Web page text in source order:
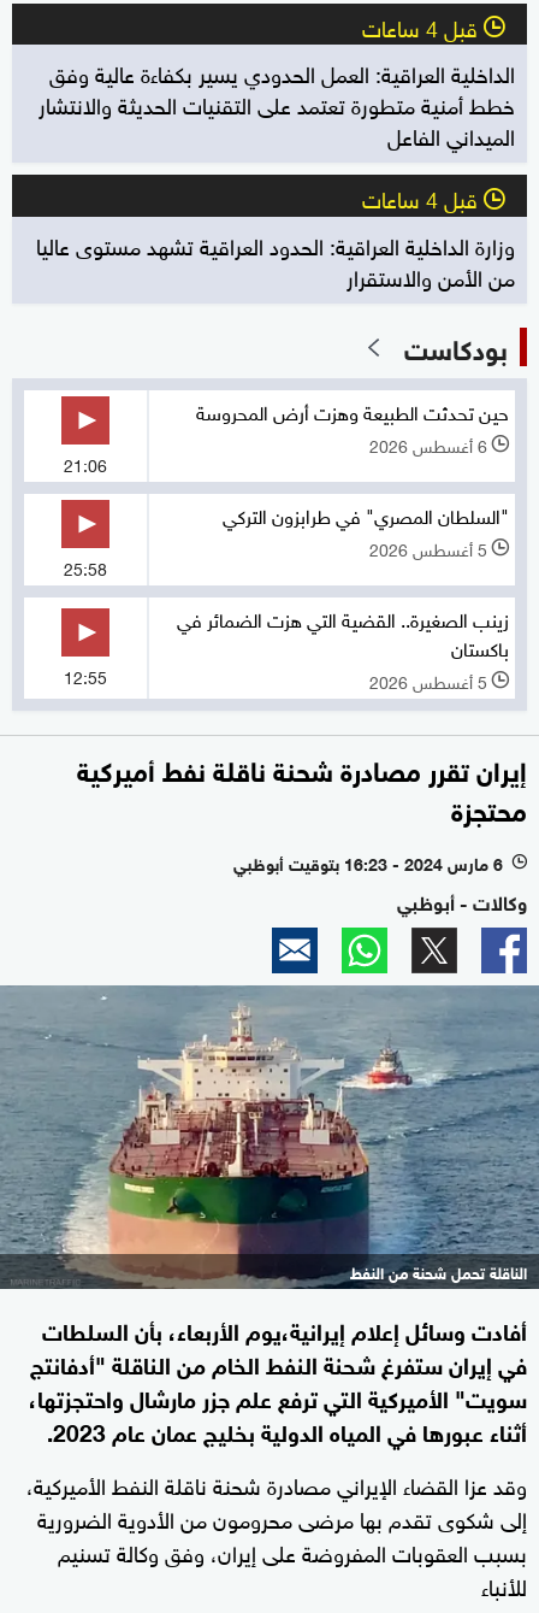
l قبل 4 ساعات
الداخلية العراقية: العمل الحدودي يسير بكفاءة عالية وفق
خطط أمنية متطورة تعتمد على التقنيات الحديثة والانتشار
الميداني الفاعل
l قبل 4 ساعات
وزارة الداخلية العراقية: الحدود العراقية تشهد مستوى عاليا
من الأمن والاستقرار
بودكاست
حين تحدثت الطبيعة وهزت أرض المحروسة
l 6 أغسطس 2026
21:06
"السلطان المصري" في طرابزون التركي
l 5 أغسطس 2026
25:58
زينب الصغيرة.. القضية التي هزت الضمائر في
باكستان
l 5 أغسطس 2026 12:55
إيران تقرر مصادرة شحنة ناقلة نفط أميركية
محتجزة
l 6 مارس 2024 - 16:23 بتوقيت أبوظبي
وكالات - أبوظبي
الناقلة تحمل شحنة من النفط
أفادت وسائل إعلام إيرانية،يوم الأربعاء، بأن السلطات
في إيران ستفرغ شحنة النفط الخام من الناقلة "أدفانتج
سويت" الأميركية التي ترفع علم جزر مارشال واحتجزتها،
أثناء عبورها في المياه الدولية بخليج عمان عام 2023.
وقد عزا القضاء الإيراني مصادرة شحنة ناقلة النفط الأميركية،
إلى شكوى تقدم بها مرضى محرومون من الأدوية الضرورية
بسبب العقوبات المفروضة على إيران، وفق وكالة تسنيم
للأنباء